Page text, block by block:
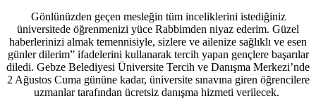
Gönlünüzden geçen mesleğin tüm inceliklerini istediğiniz
üniversitede öğrenmenizi yüce Rabbimden niyaz ederim. Güzel
haberlerinizi almak temennisiyle, sizlere ve ailenize sağlıklı ve esen
günler dilerim” ifadelerini kullanarak tercih yapan gençlere başarılar
diledi. Gebze Belediyesi Üniversite Tercih ve Danışma Merkezi’nde
2 Ağustos Cuma gününe kadar, üniversite sınavına giren öğrencilere
uzmanlar tarafından ücretsiz danışma hizmeti verilecek.